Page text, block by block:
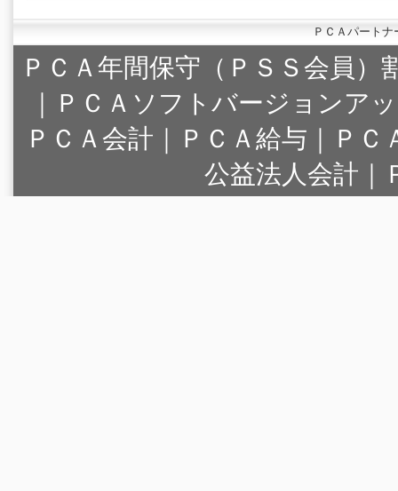
ＰＣＡパート
ＰＣＡ年間保守（ＰＳＳ会員）
｜
ＰＣＡソフトバージョンア
ＰＣＡ会計｜ＰＣＡ給与｜Ｐ
公益法人会計｜